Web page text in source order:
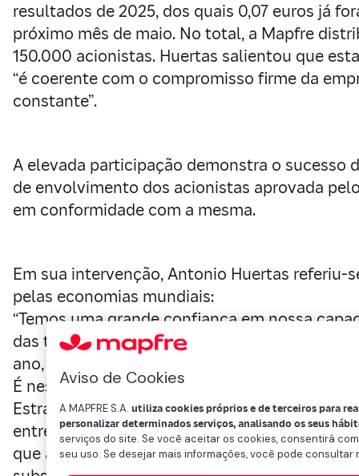
resultados de 2025, dos quais 0,07 euros já
próximo mês de maio. No total, a Mapfre
150.000 acionistas. Huertas salientou que
“é coerente com o compromisso firme da
constante”.
A elevada participação demonstra o sucesso
de envolvimento dos acionistas aprovada
em conformidade com a mesma.
Em sua intervenção, Antonio Huertas
pelas economias mundiais:
“Temos uma grande confiança em nossa
das taxas de juros e da disponibilidade
ano, e isto dependerá da duração e
É neste contexto quando anunciou a
Estratégico 2024-2026. A Mapfre espera
entre 93% e 94%, aumentando assim as
que ambas as variáveis ​​serão condicionadas
Aviso de Cookies
A MAPFRE S.A. utiliza cookies próprios e de terceiros para
personalizar determinados serviços, analisando os seus
serviços do site. Se você aceitar os cookies, consentirá
seu uso. Se desejar mais informações, você pode consultar